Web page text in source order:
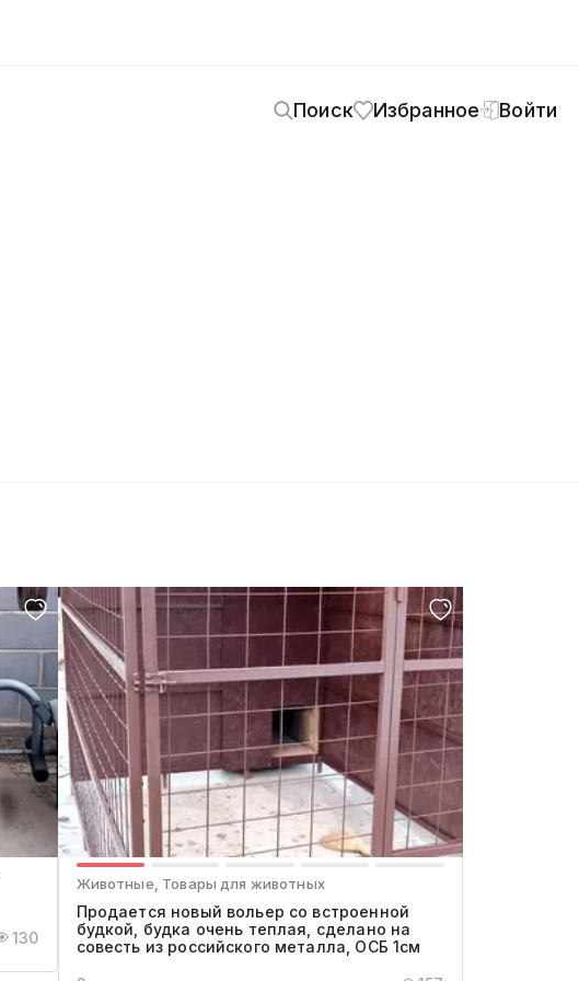
Поиск Избранное Войти
130
Животные, Товары для животных
Продается новый вольер со встроенной
будкой, будка очень теплая, сделано на
совесть из российского металла, ОСБ 1см